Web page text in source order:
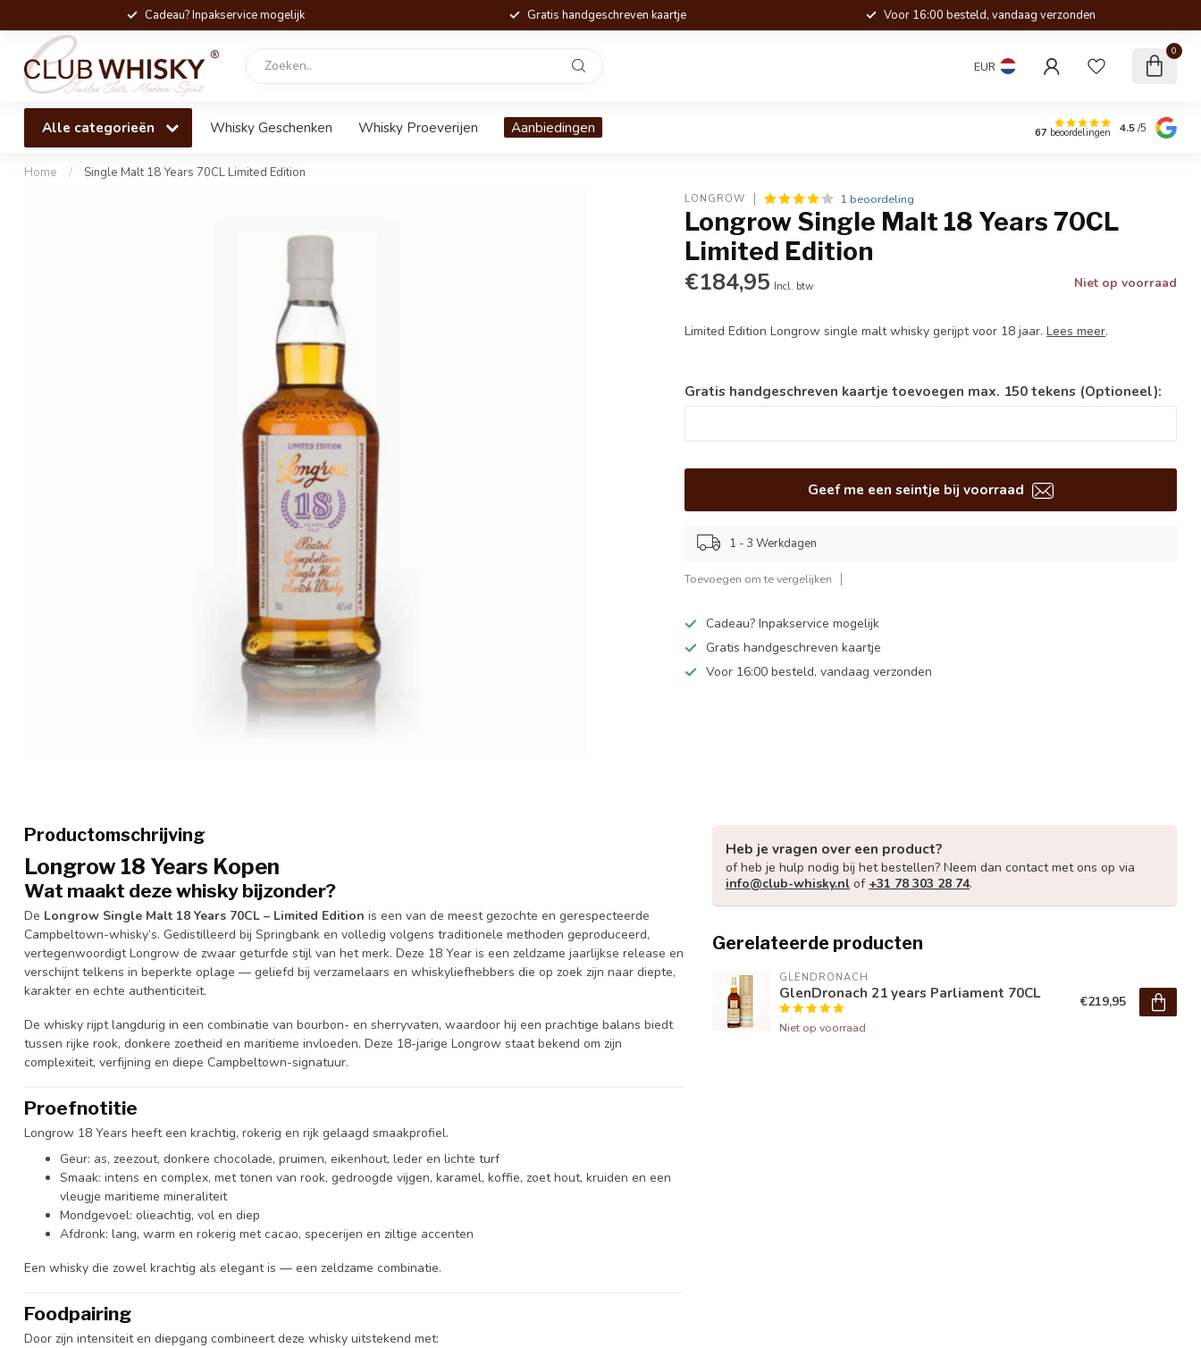
Cadeau? Inpakservice mogelijk Gratis handgeschreven kaartje Voor 16:00 besteld, vandaag verzonden
EUR
0
Alle categorieën Whisky Geschenken Whisky Proeverijen Aanbiedingen 67 beoordelingen 4.5/5
Home / Single Malt 18 Years 70CL Limited Edition
LONGROW 1 beoordeling
Longrow Single Malt 18 Years 70CL
Limited Edition
€184,95 Incl. btw Niet op voorraad
Limited Edition Longrow single malt whisky gerijpt voor 18 jaar.Lees meer.
Gratis handgeschreven kaartje toevoegen max. 150 tekens (Optioneel):
Geef me een seintje bij voorraad
1 - 3 Werkdagen
Toevoegen om te vergelijken
Cadeau? Inpakservice mogelijk
Gratis handgeschreven kaartje
Voor 16:00 besteld, vandaag verzonden
Productomschrijving
Longrow 18 Years Kopen
Wat maakt deze whisky bijzonder?
De Longrow Single Malt 18 Years 70CL – Limited Edition is een van de meest gezochte en gerespecteerde
Campbeltown-whisky’s. Gedistilleerd bij Springbank en volledig volgens traditionele methoden geproduceerd,
vertegenwoordigt Longrow de zwaar geturfde stijl van het merk. Deze 18 Year is een zeldzame jaarlijkse release en
verschijnt telkens in beperkte oplage — geliefd bij verzamelaars en whiskyliefhebbers die op zoek zijn naar diepte,
karakter en echte authenticiteit.
De whisky rijpt langdurig in een combinatie van bourbon- en sherryvaten, waardoor hij een prachtige balans biedt
tussen rijke rook, donkere zoetheid en maritieme invloeden. Deze 18-jarige Longrow staat bekend om zijn
complexiteit, verfijning en diepe Campbeltown-signatuur.
Proefnotitie
Longrow 18 Years heeft een krachtig, rokerig en rijk gelaagd smaakprofiel.
Geur: as, zeezout, donkere chocolade, pruimen, eikenhout, leder en lichte turf
Smaak: intens en complex, met tonen van rook, gedroogde vijgen, karamel, koffie, zoet hout, kruiden en een
vleugje maritieme mineraliteit
Mondgevoel: olieachtig, vol en diep
Afdronk: lang, warm en rokerig met cacao, specerijen en ziltige accenten
Een whisky die zowel krachtig als elegant is — een zeldzame combinatie.
Foodpairing
Door zijn intensiteit en diepgang combineert deze whisky uitstekend met:
Heb je vragen over een product?
of heb je hulp nodig bij het bestellen? Neem dan contact met ons op via
info@club-whisky.nl of +31 78 303 28 74.
Gerelateerde producten
GLENDRONACH
GlenDronach 21 years Parliament 70CL
Niet op voorraad
€219,95